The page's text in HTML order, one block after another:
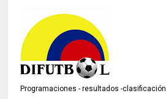
Programaciones - resultados -clasificación